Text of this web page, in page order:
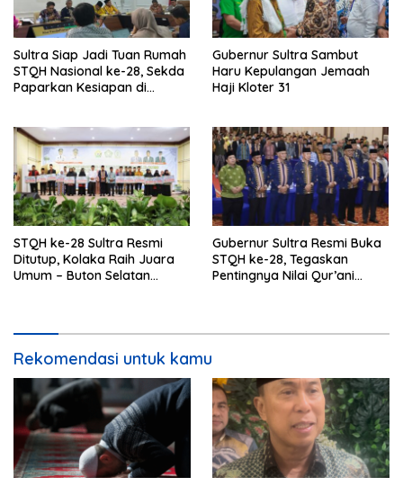
Sultra Siap Jadi Tuan Rumah
STQH Nasional ke-28, Sekda
Paparkan Kesiapan di
Gubernur Sultra Sambut
Haru Kepulangan Jemaah
Haji Kloter 31
STQH ke-28 Sultra Resmi
Ditutup, Kolaka Raih Juara
Umum – Buton Selatan
Gubernur Sultra Resmi Buka
STQH ke-28, Tegaskan
Pentingnya Nilai Qur’ani
Rekomendasi untuk kamu